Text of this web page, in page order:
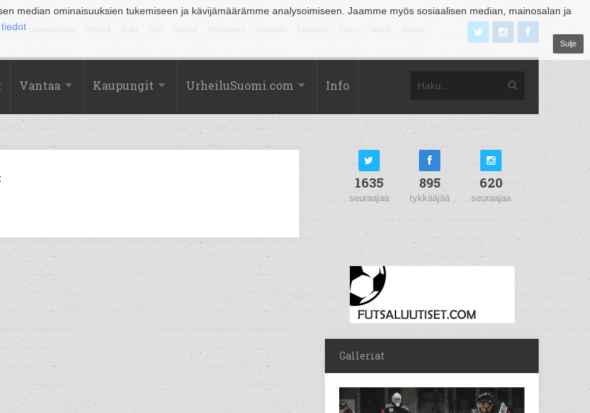
median ominaisuuksien tukemiseen ja kävijämäärämme analysoimiseen. Jaamme myös sosiaalisen median, mainosalan ja
Sulje
Lahti
Vantaa Kaupungit UrheiluSuomi.com Info
1635
seuraajaa
895
tykkääjää
620
seuraajaa
Galleriat